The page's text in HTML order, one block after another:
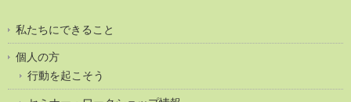
私たちにできること
個人の方
行動を起こそう